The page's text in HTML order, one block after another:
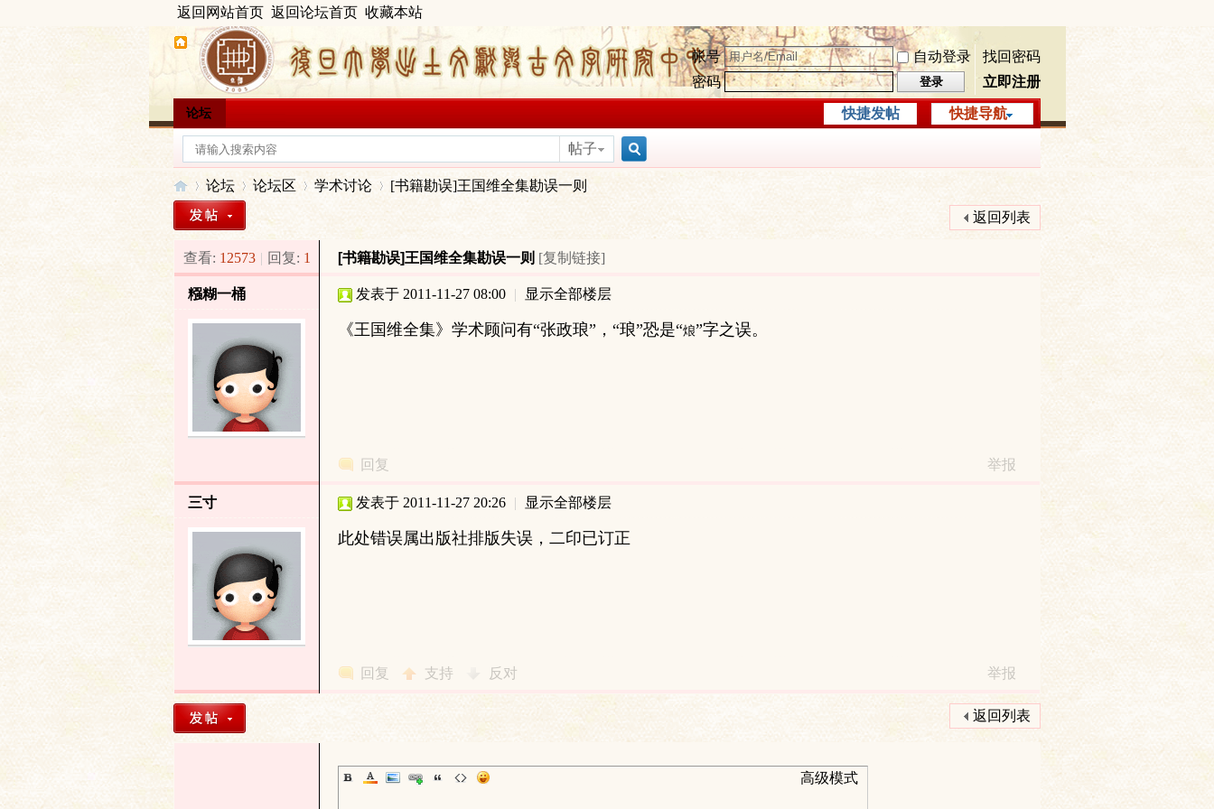
返回网站首页 返回论坛首页 收藏本站
帐号 自动登录
找回密码
密码
登录 立即注册
快捷导航
论坛 快捷发帖
帖子
出»
论坛
›
论坛区
›
学术讨论
›
[书籍勘误]王国维全集勘误一则
返回列表
查看: 12573 | 回复: 1 [书籍勘误]王国维全集勘误一则 [复制链接]
糨糊一桶 发表于 2011-11-27 08:00 | 显示全部楼层
《王国维全集》学术顾问有“张政琅”，“琅”恐是“烺”字之误。
回复 举报
三寸 发表于 2011-11-27 20:26 | 显示全部楼层
此处错误属出版社排版失误，二印已订正
回复 支持 反对 举报
返回列表
高级模式